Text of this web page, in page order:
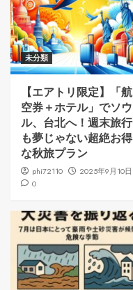
未分類
【エアトリ限定】「航
空券＋ホテル」でソウ
ル、台北へ！週末旅行
も夢じゃない超絶お得
な秋旅プラン
phi72110
2025年9月10日
0